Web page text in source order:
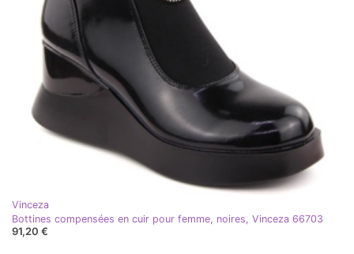
Vinceza
Bottines compensées en cuir pour femme, noires, Vinceza 66703
91,20 €